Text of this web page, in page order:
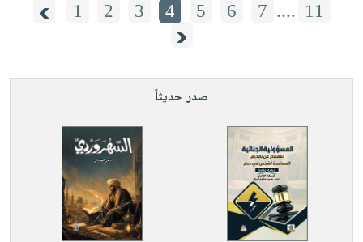
1 2 3 4 5 6 7 .... 11
صدر حديثاً